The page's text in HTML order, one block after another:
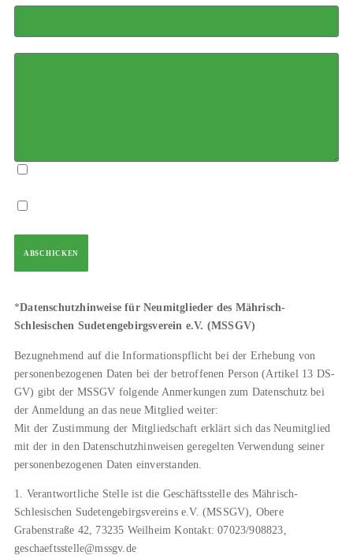
ABSCHICKEN
*Datenschutzhinweise für Neumitglieder des Mährisch-
Schlesischen Sudetengebirgsverein e.V. (MSSGV)
Bezugnehmend auf die Informationspflicht bei der Erhebung von
personenbezogenen Daten bei der betroffenen Person (Artikel 13 DS-
GV) gibt der MSSGV folgende Anmerkungen zum Datenschutz bei
der Anmeldung an das neue Mitglied weiter:
Mit der Zustimmung der Mitgliedschaft erklärt sich das Neumitglied
mit der in den Datenschutzhinweisen geregelten Verwendung seiner
personenbezogenen Daten einverstanden.
1. Verantwortliche Stelle ist die Geschäftsstelle des Mährisch-
Schlesischen Sudetengebirgsvereins e.V. (MSSGV), Obere
Grabenstraße 42, 73235 Weilheim Kontakt: 07023/908823,
geschaeftsstelle@mssgv.de